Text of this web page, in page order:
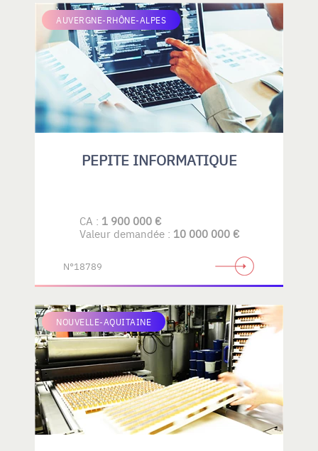
AUVERGNE-RHÔNE-ALPES
PEPITE INFORMATIQUE
CA : 1 900 000 €
Valeur demandée : 10 000 000 €
N°18789
NOUVELLE-AQUITAINE